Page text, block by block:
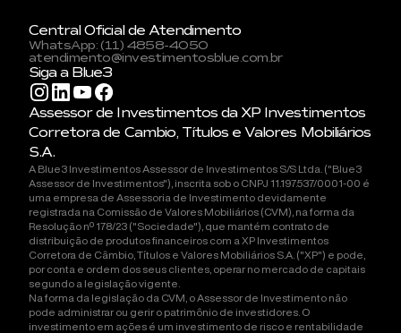
Central Oficial de Atendimento
WhatsApp: (11) 4858-4050
atendimento@investimentosblue.com.br
Siga a Blue3
Assessor de Investimentos da XP Investimentos
Corretora de Cambio, Títulos e Valores Mobiliários
S.A.
A Blue3 Investimentos Assessor de Investimentos S/S Ltda. ("Blue3
Assessor de Investimentos"), inscrita sob o CNPJ 11.197.537/0001-00 é
uma empresa de Assessoria de Investimento devidamente
registrada na Comissão de Valores Mobiliários (CVM), na forma da
Resolução nº 178/23 ("Sociedade"), que mantém contrato de
distribuição de produtos financeiros com a XP Investimentos
Corretora de Câmbio, Títulos e Valores Mobiliários S.A. ("XP") e pode,
por conta e ordem dos seus clientes, operar no mercado de capitais
segundo a legislação vigente.
Na forma da legislação da CVM, o Assessor de Investimento não
pode administrar ou gerir o patrimônio de investidores. O
investimento em ações é um investimento de risco e rentabilidade